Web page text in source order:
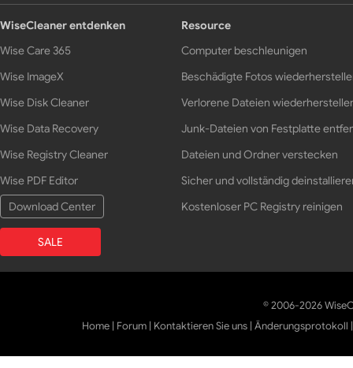
WiseCleaner entdenken
Wise Care 365
Wise ImageX
Wise Disk Cleaner
Wise Data Recovery
Wise Registry Cleaner
Wise PDF Editor
Download Center
SALE
Resource
Computer beschleunigen
Beschädigte Fotos
Verlorene Dateien
Junk-Dateien von Festplatte
Dateien und Ordner verstecken
Sicher und vollständig
Kostenloser PC Registry reinigen
© 2006-2026
Home | Forum | Kontaktieren Sie uns |Änderungsprotokoll